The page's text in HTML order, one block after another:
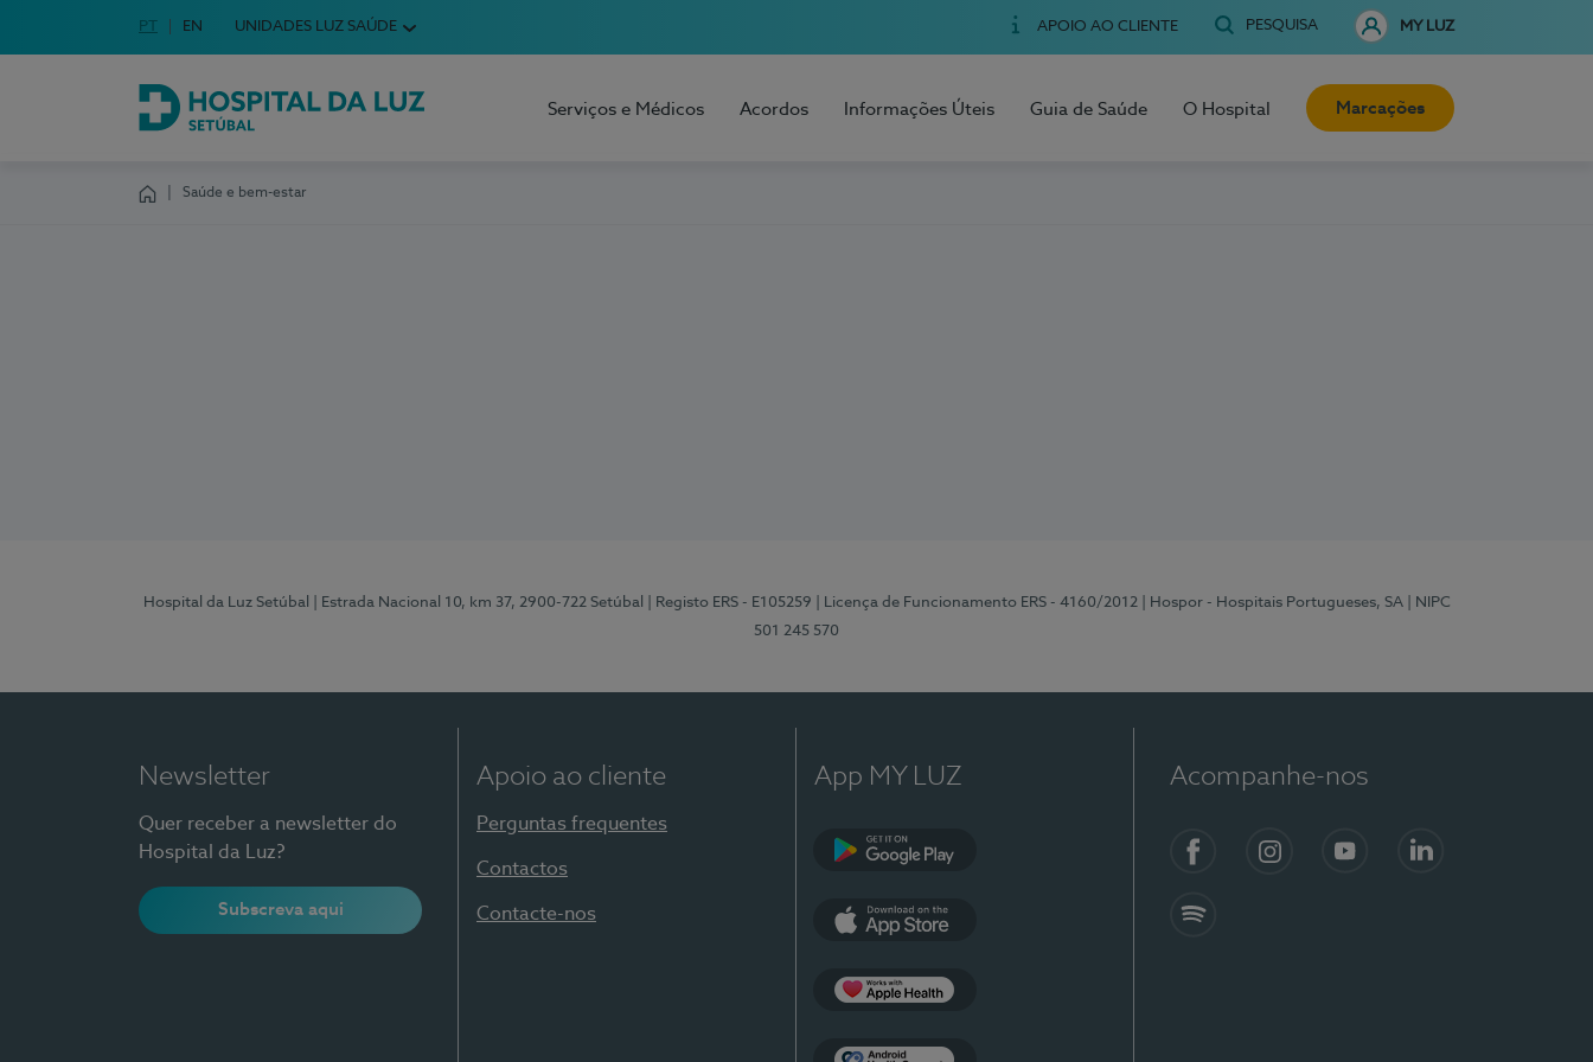
Escolha o seu idioma
Idioma em Português
PT English Language
EN UNIDADES LUZ SAÚDE APOIO AO CLIENTE PESQUISA MY LUZ
Hospital da Luz Setúbal
Serviços e Médicos Acordos Informações Úteis Guia de Saúde O Hospital Marcações
Saúde e bem-estar
Hospital da Luz Setúbal | Estrada Nacional 10, km 37, 2900-722 Setúbal | Registo ERS - E105259 | Licença de Funcionamento ERS - 4160/2012 | Hospor - Hospitais Portugueses, SA
| NIPC
501 245 570
Newsletter
Quer receber a newsletter do
Hospital da Luz?
Subscreva aqui
Apoio ao cliente
Perguntas frequentes
Contactos
Contacte-nos
App MY LUZ Acompanhe-nos